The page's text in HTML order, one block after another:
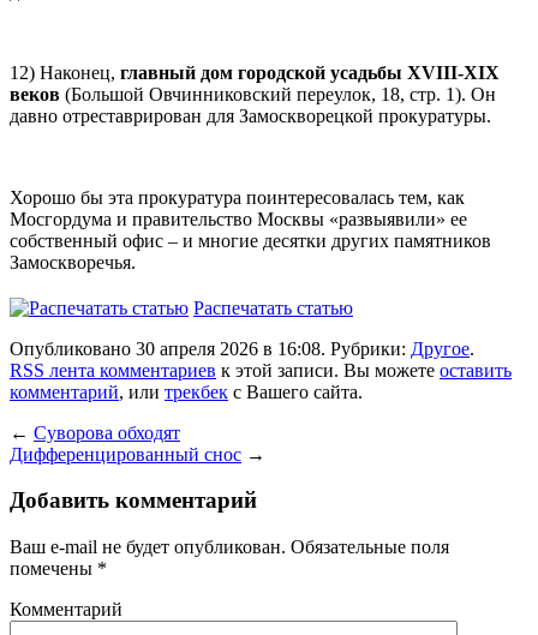
12) Наконец, главный дом городской усадьбы XVIII-XIX
веков (Большой Овчинниковский переулок, 18, стр. 1). Он
давно отреставрирован для Замоскворецкой прокуратуры.
Хорошо бы эта прокуратура поинтересовалась тем, как
Мосгордума и правительство Москвы «развыявили» ее
собственный офис – и многие десятки других памятников
Замоскворечья.
Распечатать статью
Опубликовано 30 апреля 2026 в 16:08. Рубрики: Другое.
RSS лента комментариев к этой записи. Вы можете оставить
комментарий, или трекбек с Вашего сайта.
← Суворова обходят
Дифференцированный снос →
Добавить комментарий
Ваш e-mail не будет опубликован. Обязательные поля
помечены *
Комментарий